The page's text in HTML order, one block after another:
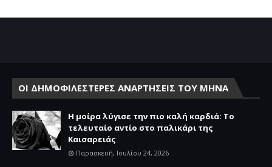
ΟΙ ΔΗΜΟΦΙΛΕΣΤΕΡΕΣ ΑΝΑΡΤΗΣΕΙΣ ΤΟΥ ΜΗΝΑ
Η μοίρα λύγισε την πιο καλή καρδιά: Το
τελευταίο αντίο στο παλικάρι της
Καισαρειάς
Παρασκευή, Ιουλίου 24, 2026